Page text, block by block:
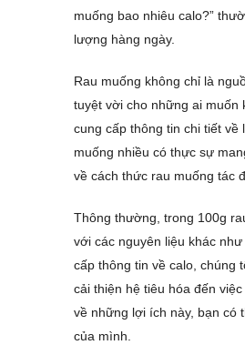
muống bao nhiêu calo?”
lượng hàng ngày.
Rau muống không chỉ là
tuyệt vời cho những ai muốn
cung cấp thông tin chi tiết
muống nhiều có thực sự
về cách thức rau muống tác
Thông thường, trong 100g
với các nguyên liệu khác
cấp thông tin về calo, chúng
cải thiện hệ tiêu hóa đến
về những lợi ích này, bạn có
của mình.